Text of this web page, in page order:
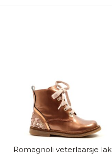
Romagnoli veterlaarsje lak